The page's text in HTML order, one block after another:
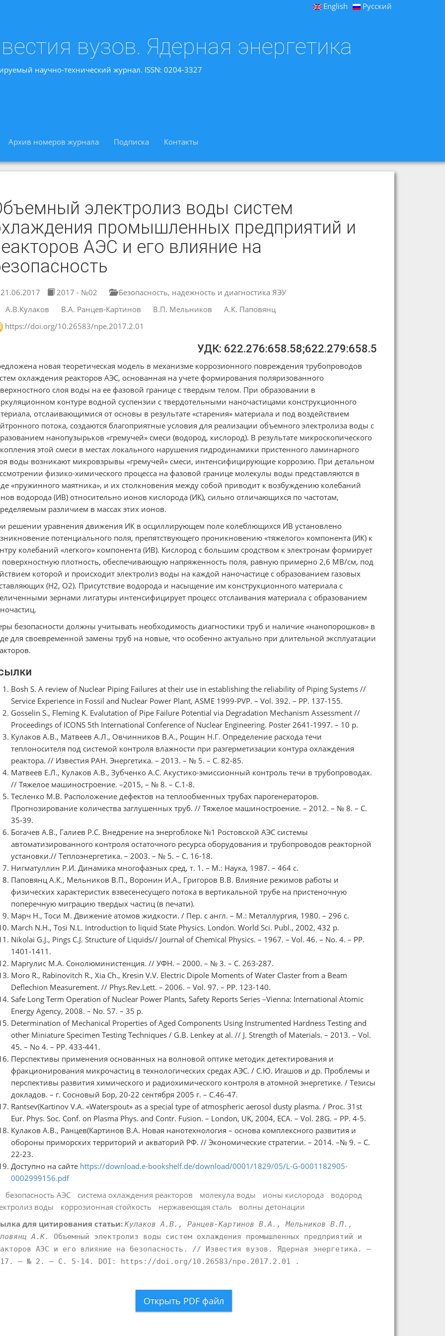
English Русский
вузов. Ядерная энергетика
научно-технический журнал. ISSN: 0204-3327
Архив номеров журнала Подписка Контакты
электролиз воды систем
промышленных предприятий и
АЭС и его влияние на
2017 - №02
Безопасность, надежность и диагностика ЯЭУ
А.В.Кулаков
В.А. Ранцев-Картинов В.П. Мельников
А.К. Паповянц
https://doi.org/10.26583/npe.2017.2.01
УДК: 622.276:658.58;622.279:658.5
новая теоретическая модель в механизме коррозионного повреждения трубопроводов
охлаждения реакторов АЭС, основанная на учете формирования поляризованного
слоя воды на ее фазовой границе с твердым телом. При образовании в
контуре водной суспензии с твердотельными наночастицами конструкционного
отслаивающимися от основы в результате «старения» материала и под воздействием
потока, создаются благоприятные условия для реализации объемного электролиза воды с
нанопузырьков «гремучей» смеси (водород, кислород). В результате микроскопического
этой смеси в местах локального нарушения гидродинамики пристенного ламинарного
воды возникают микровзрывы «гремучей» смеси, интенсифицирующие коррозию. При детальном
физико-химического процесса на фазовой границе молекулы воды представляются в
«пружинного маятника», и их столкновения между собой приводит к возбуждению колебаний
водорода (ИВ) относительно ионов кислорода (ИК), сильно отличающихся по частотам,
различием в массах этих ионов.
решении уравнения движения ИК в осциллирующем поле колеблющихся ИВ установлено
потенциального поля, препятствующего проникновению «тяжелого» компонента (ИК) к
колебаний «легкого» компонента (ИВ). Кислород с большим сродством к электронам формирует
поверхностную плотность, обеспечивающую напряженность поля, равную примерно 2,6 МВ/см, под
которой и происходит электролиз воды на каждой наночастице с образованием газовых
(H2, O2). Присутствие водорода и насыщение им конструкционного материала с
зернами лигатуры интенсифицирует процесс отслаивания материала с образованием
безопасности должны учитывать необходимость диагностики труб и наличие «нанопорошков» в
для своевременной замены труб на новые, что особенно актуально при длительной эксплуатации
Bosh S. A review of Nuclear Piping Failures at their use in establishing the reliability of Piping Systems //
Service Experience in Fossil and Nuclear Power Plant, ASME 1999-PVP. – Vol. 392. – PP. 137-155.
Gosselin S., Fleming K. Evalutation of Pipe Failure Potential via Degradation Mechanism Assessment //
Proceedings of ICONS 5th International Conference of Nuclear Engineering. Poster 2641-1997. – 10 p.
Кулаков А.В., Матвеев А.Л., Овчинников В.А., Рощин Н.Г. Определение расхода течи
теплоносителя под системой контроля влажности при разгерметизации контура охлаждения
реактора. // Известия РАН. Энергетика. – 2013. – № 5. – С. 82-85.
Матвеев Е.Л., Кулаков А.В., Зубченко А.С. Акустико-эмиссионный контроль течи в трубопроводах.
// Тяжелое машиностроение. –2015, – № 8. – С.1-8.
Тесленко М.В. Расположение дефектов на теплообменных трубах парогенераторов.
Прогнозирование количества заглушенных труб. // Тяжелое машиностроение. – 2012. – № 8. – C.
35-39.
Богачев А.В., Галиев Р.С. Внедрение на энергоблоке №1 Ростовской АЭС системы
автоматизированного контроля остаточного ресурса оборудования и трубопроводов реакторной
установки.// Теплоэнергетика. – 2003. – № 5. – С. 16-18.
Нигматуллин Р.И. Динамика многофазных сред, т. 1. – М.: Наука, 1987. – 464 с.
Паповянц А.К., Мельников В.П., Воронин И.А., Григоров В.В. Влияние режимов работы и
физических характеристик взвесенесущего потока в вертикальной трубе на пристеночную
поперечную миграцию твердых частиц (в печати).
Марч Н., Тоси М. Движение атомов жидкости. / Пер. с англ. – М.: Металлургия, 1980. – 296 с.
March N.H., Tosi N.L. Introduction to liquid State Physics. London. World Sci. Publ., 2002, 432 p.
Nikolai G.J., Pings C.J. Structure of Liquids// Journal of Chemical Physics. – 1967. – Vol. 46. – No. 4. – PP.
1401-1411.
Маргулис М.А. Сонолюминистенция. // УФН. – 2000. – № 3. – С. 263-287.
Moro R., Rabinovitch R., Xia Ch., Kresin V.V. Electric Dipole Moments of Water Claster from a Beam
Deflechion Measurement. // Phys.Rev.Lett. – 2006. – Vol. 97. – PP. 123-140.
Safe Long Term Operation of Nuclear Power Plants, Safety Reports Series –Vienna: International Atomic
Energy Agency, 2008. – No. 57. – 35 p.
Determination of Mechanical Properties of Aged Components Using Instrumented Hardness Testing and
other Miniature Speсimen Testing Techniques / G.B. Lenkey at al. // J. Strength of Materials. – 2013. – Vol.
45. – No 4. – PP. 433-441.
Перспективы применения основанных на волновой оптике методик детектирования и
фракционирования микрочастиц в технологических средах АЭС. / С.Ю. Игашов и др. Проблемы и
перспективы развития химического и радиохимического контроля в атомной энергетике. / Тезисы
докладов. – г. Сосновый Бор, 20-22 сентября 2005 г. – С.46-47.
Rantsev(Kartinov V.A. «Waterspout» as a special type of atmospheric aerosol dusty plasma. / Proc. 31st
Eur. Phys. Soc. Conf. on Plasma Phys. and Contr. Fusion. – London, UK, 2004, ECA. – Vol. 28G. – РР. 4-5.
Кулаков А.В., Ранцев(Картинов В.А. Новая нанотехнология – основа комплексного развития и
обороны приморских территорий и акваторий РФ. // Экономические стратегии. – 2014. –№ 9. – С.
22-23.
Доступно на сайте https://download.e-bookshelf.de/download/0001/1829/05/L-G-0001182905-
0002999156.pdf
безопасность АЭС
система охлаждения реакторов молекула воды ионы кислорода
водород
воды
коррозионная стойкость нержавеющая сталь
волны детонации
для цитирования статьи: Кулаков А.В., Ранцев-Картинов В.А., Мельников В.П.,
А.К.
Объемный электролиз воды систем охлаждения промышленных предприятий и
АЭС и его влияние на безопасность. // Известия вузов. Ядерная энергетика. –
– № 2. – С. 5-14. DOI: https://doi.org/10.26583/npe.2017.2.01 .
Открыть PDF файл